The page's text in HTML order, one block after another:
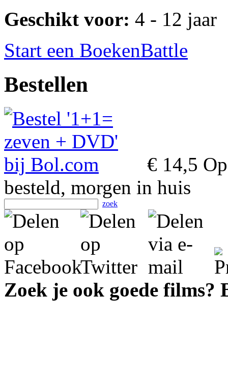
Geschikt voor: 4 - 12 jaar
Start een BoekenBattle
Bestellen
€ 14,5
besteld, morgen in huis
zoek
Zoek je ook goede films?